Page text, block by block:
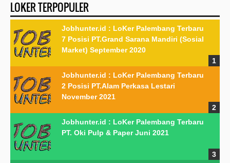
LOKER TERPOPULER
Jobhunter.id : LoKer Palembang Terbaru
7 Posisi PT.Grand Sarana Mandiri (Sosial
Market) September 2020
Jobhunter.id : LoKer Palembang Terbaru
2 Posisi PT.Alam Perkasa Lestari
November 2021
Jobhunter.id : LoKer Palembang Terbaru
PT. Oki Pulp & Paper Juni 2021